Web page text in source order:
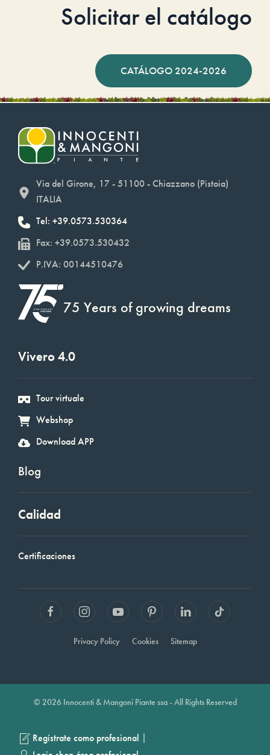
Solicitar el catálogo
CATÁLOGO 2024-2026
Via del Girone, 17 - 51100 - Chiazzano (Pistoia)
ITALIA
Tel: +39.0573.530364
Fax: +39.0573.530432
P.IVA: 00144510476
75 Years of growing dreams
Vivero 4.0
Tour virtuale
Webshop
Download APP
Blog
Calidad
Certificaciones
Privacy Policy Cookies Sitemap
© 2026 Innocenti & Mangoni Piante ssa - All Rights Reserved
Regístrate como profesional |